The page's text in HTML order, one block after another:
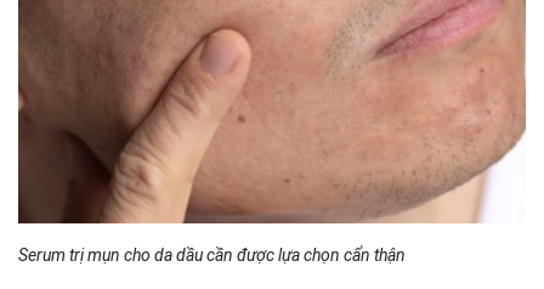
Serum trị mụn cho da dầu cần được lựa chọn cẩn thận